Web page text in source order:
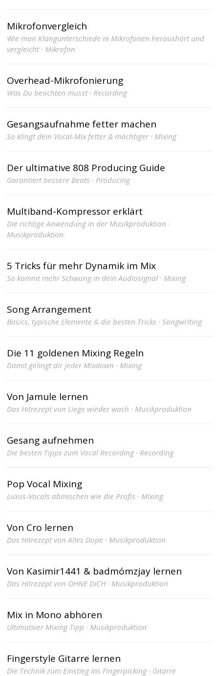
Mikrofonvergleich
Wie man Klangunterschiede in Mikrofonen heraushört und
vergleicht · Mikrofon
Overhead-Mikrofonierung
Was Du beachten musst · Recording
Gesangsaufnahme fetter machen
So klingt dein Vocal-Mix fetter & mächtiger · Mixing
Der ultimative 808 Producing Guide
Garantiert bessere Beats · Producing
Multiband-Kompressor erklärt
Die richtige Anwendung in der Musikproduktion ·
Musikproduktion
5 Tricks für mehr Dynamik im Mix
So kommt mehr Schwung in dein Audiosignal · Mixing
Song Arrangement
Basics, typische Elemente & die besten Tricks · Songwriting
Die 11 goldenen Mixing Regeln
Damit gelingt dir jeder Mixdown · Mixing
Von Jamule lernen
Das Hitrezept von Liege wieder wach · Musikproduktion
Gesang aufnehmen
Die besten Tipps zum Vocal Recording · Recording
Pop Vocal Mixing
Luxus-Vocals abmischen wie die Profis · Mixing
Von Cro lernen
Das Hitrezept von Alles Dope · Musikproduktion
Von Kasimir1441 & badmómzjay lernen
Das Hitrezept von OHNE DICH · Musikproduktion
Mix in Mono abhören
Ultimativer Mixing Tipp · Musikproduktion
Fingerstyle Gitarre lernen
Die Technik zum Einstieg ins Fingerpicking · Gitarre